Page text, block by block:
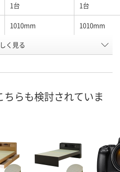
1台 1台
1010mm 1010mm
ダークブラウン×ホ
ワイト
ナチュラル
ト
直送品 直送品
数量
カゴへ
数量
カ
く見る
らも検討されていま